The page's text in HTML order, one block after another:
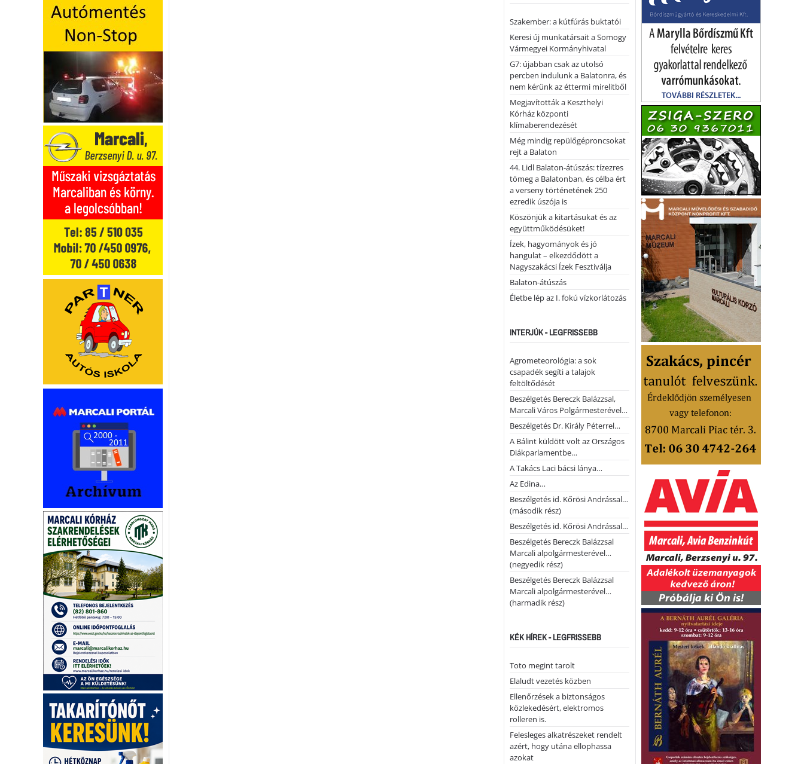
Szakember: a kútfúrás buktatói
Keresi új munkatársait a Somogy
Vármegyei Kormányhivatal
G7: újabban csak az utolsó
percben indulunk a Balatonra, és
nem kérünk az éttermi mirelitből
Megjavították a Keszthelyi
Kórház központi
klímaberendezését
Még mindig repülőgéproncsokat
rejt a Balaton
44. Lidl Balaton-átúszás: tízezres
tömeg a Balatonban, és célba ért
a verseny történetének 250
ezredik úszója is
Köszönjük a kitartásukat és az
együttműködésüket!
Ízek, hagyományok és jó
hangulat – elkezdődött a
Nagyszakácsi Ízek Fesztiválja
Balaton-átúszás
Életbe lép az I. fokú vízkorlátozás
INTERJÚK - LEGFRISSEBB
Agrometeorológia: a sok
csapadék segíti a talajok
feltöltődését
Beszélgetés Bereczk Balázzsal,
Marcali Város Polgármesterével…
Beszélgetés Dr. Király Péterrel…
A Bálint küldött volt az Országos
Diákparlamentbe…
A Takács Laci bácsi lánya…
Az Edina…
Beszélgetés id. Kőrösi Andrással…
(második rész)
Beszélgetés id. Kőrösi Andrással…
Beszélgetés Bereczk Balázzsal
Marcali alpolgármesterével…
(negyedik rész)
Beszélgetés Bereczk Balázzsal
Marcali alpolgármesterével…
(harmadik rész)
KÉK HÍREK - LEGFRISSEBB
Toto megint tarolt
Elaludt vezetés közben
Ellenőrzések a biztonságos
közlekedésért, elektromos
rolleren is.
Felesleges alkatrészeket rendelt
azért, hogy utána ellophassa
azokat